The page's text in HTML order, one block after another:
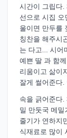
시간이 그립다.
선으로 시집 오
울이면 만두를
칭찬을 해주시
는 다고... 시어
예쁜 딸 과 함
리움이고 삶이
잘게 썰어준다.
속을 긁어준다.
밀 만둣국 메
줄기가 연하지
식재료로 많이